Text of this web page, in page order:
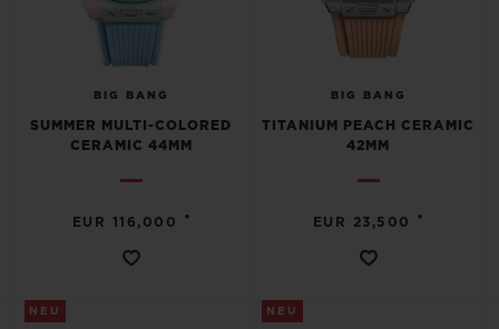
BIG BANG
SUMMER MULTI-COLORED
CERAMIC 44MM
EUR 116,000 •
BIG BANG
TITANIUM PEACH CERAMIC
42MM
EUR 23,500 •
NEU NEU